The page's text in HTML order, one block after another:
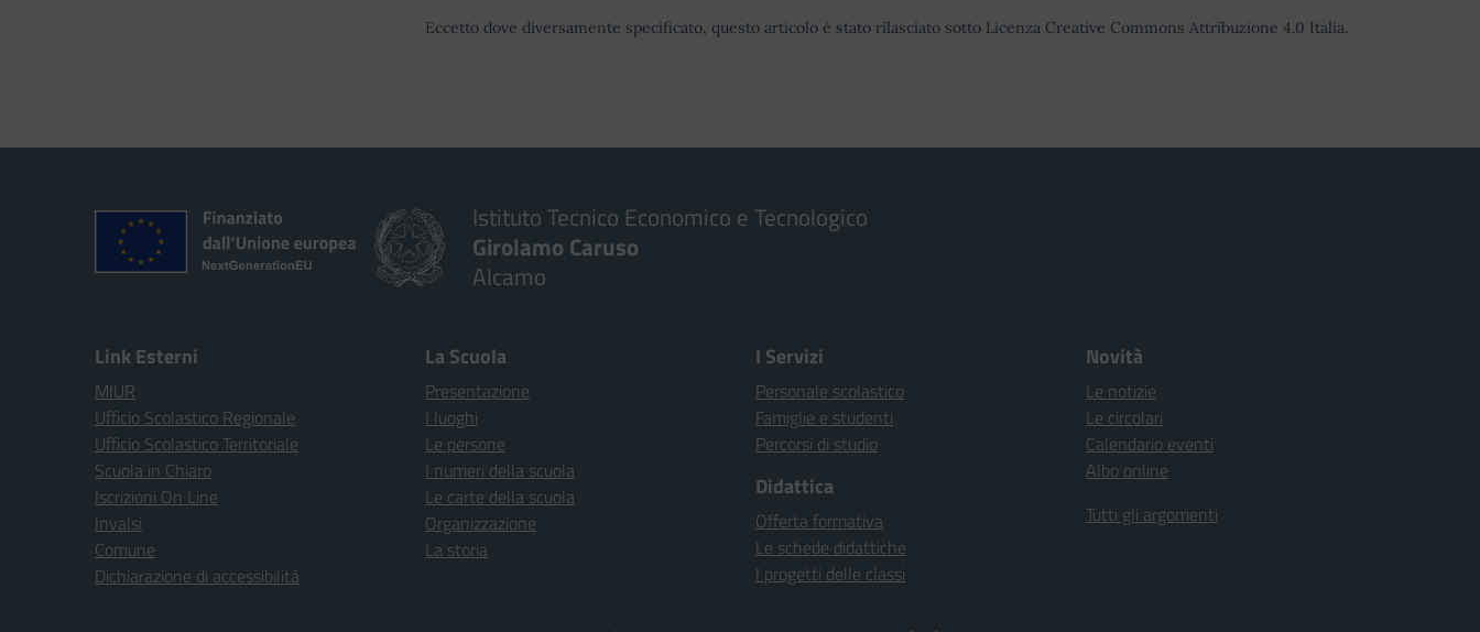
Eccetto dove diversamente specificato, questo articolo è stato rilasciato sotto Licenza Creative Commons Attribuzione 4.0 Italia.
Istituto Tecnico Economico e Tecnologico
Girolamo Caruso
Alcamo
Link Esterni
MIUR
Ufficio Scolastico Regionale
Ufficio Scolastico Territoriale
Scuola in Chiaro
Iscrizioni On Line
Invalsi
Comune
Dichiarazione di accessibilità
La Scuola
Presentazione
I luoghi
Le persone
I numeri della scuola
Le carte della scuola
Organizzazione
La storia
I Servizi
Personale scolastico
Famiglie e studenti
Percorsi di studio
Didattica
Offerta formativa
Le schede didattiche
I progetti delle classi
Novità
Le notizie
Le circolari
Calendario eventi
Albo online
Tutti gli argomenti